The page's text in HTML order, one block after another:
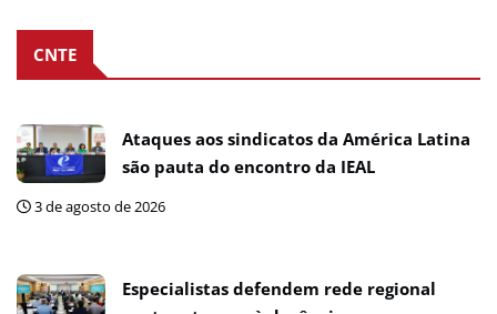
CNTE
Ataques aos sindicatos da América Latina
são pauta do encontro da IEAL
3 de agosto de 2026
Especialistas defendem rede regional